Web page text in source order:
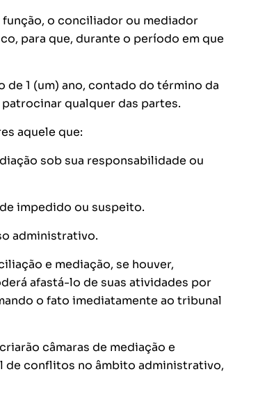
o conciliador ou mediador
para que, durante o período em que
1 (um) ano, contado do término da
qualquer das partes.
aquele que:
sob sua responsabilidade ou
impedido ou suspeito.
administrativo.
e mediação, se houver,
afastá-lo de suas atividades por
o fato imediatamente ao tribunal
câmaras de mediação e
de conflitos no âmbito administrativo,